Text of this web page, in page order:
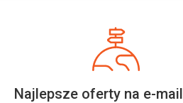
Najlepsze oferty na e-mail